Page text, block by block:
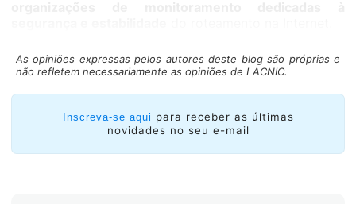
As opiniões expressas pelos autores deste blog são próprias e
não refletem necessariamente as opiniões de LACNIC.
Inscreva-se aqui para receber as últimas
novidades no seu e-mail